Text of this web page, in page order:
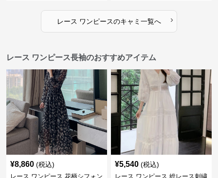
レース ワンピースのキャミ 一覧へ ›
レース ワンピース長袖のおすすめアイテム
¥8,860 (税込)
レース ワンピース 花柄シフォン
¥5,540 (税込)
レース ワンピース 総レース刺繍